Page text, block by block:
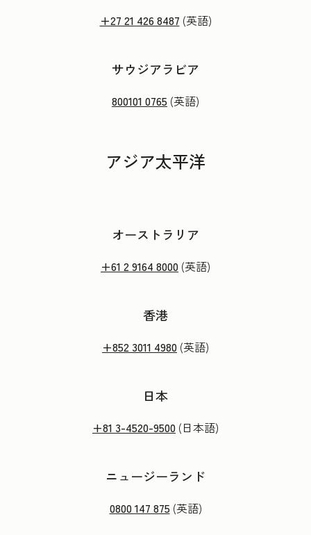
+27 21 426 8487 (英語)
サウジアラビア
800101 0765 (英語)
アジア太平洋
オーストラリア
+61 2 9164 8000 (英語)
香港
+852 3011 4980 (英語)
日本
+81 3-4520-9500 (日本語)
ニュージーランド
0800 147 875 (英語)